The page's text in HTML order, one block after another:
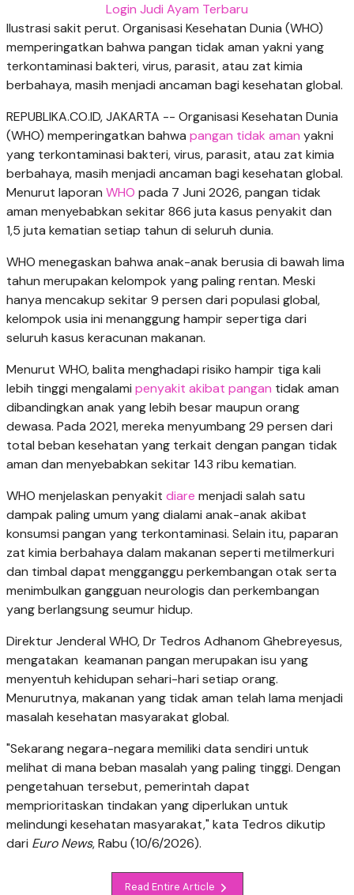
Login Judi Ayam Terbaru
Ilustrasi sakit perut. Organisasi Kesehatan Dunia (WHO)
memperingatkan bahwa pangan tidak aman yakni yang
terkontaminasi bakteri, virus, parasit, atau zat kimia
berbahaya, masih menjadi ancaman bagi kesehatan global.
REPUBLIKA.CO.ID, JAKARTA -- Organisasi Kesehatan Dunia
(WHO) memperingatkan bahwa pangan tidak aman yakni
yang terkontaminasi bakteri, virus, parasit, atau zat kimia
berbahaya, masih menjadi ancaman bagi kesehatan global.
Menurut laporan WHO pada 7 Juni 2026, pangan tidak
aman menyebabkan sekitar 866 juta kasus penyakit dan
1,5 juta kematian setiap tahun di seluruh dunia.
WHO menegaskan bahwa anak-anak berusia di bawah lima
tahun merupakan kelompok yang paling rentan. Meski
hanya mencakup sekitar 9 persen dari populasi global,
kelompok usia ini menanggung hampir sepertiga dari
seluruh kasus keracunan makanan.
Menurut WHO, balita menghadapi risiko hampir tiga kali
lebih tinggi mengalami penyakit akibat pangan tidak aman
dibandingkan anak yang lebih besar maupun orang
dewasa. Pada 2021, mereka menyumbang 29 persen dari
total beban kesehatan yang terkait dengan pangan tidak
aman dan menyebabkan sekitar 143 ribu kematian.
WHO menjelaskan penyakit diare menjadi salah satu
dampak paling umum yang dialami anak-anak akibat
konsumsi pangan yang terkontaminasi. Selain itu, paparan
zat kimia berbahaya dalam makanan seperti metilmerkuri
dan timbal dapat mengganggu perkembangan otak serta
menimbulkan gangguan neurologis dan perkembangan
yang berlangsung seumur hidup.
Direktur Jenderal WHO, Dr Tedros Adhanom Ghebreyesus,
mengatakan keamanan pangan merupakan isu yang
menyentuh kehidupan sehari-hari setiap orang.
Menurutnya, makanan yang tidak aman telah lama menjadi
masalah kesehatan masyarakat global.
"Sekarang negara-negara memiliki data sendiri untuk
melihat di mana beban masalah yang paling tinggi. Dengan
pengetahuan tersebut, pemerintah dapat
memprioritaskan tindakan yang diperlukan untuk
melindungi kesehatan masyarakat," kata Tedros dikutip
dari Euro News, Rabu (10/6/2026).
Read Entire Article